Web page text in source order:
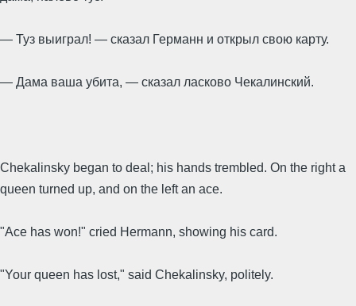
— Туз выиграл! — сказал Германн и открыл свою карту.
— Дама ваша убита, — сказал ласково Чекалинский.
Chekalinsky began to deal; his hands trembled. On the right a
queen turned up, and on the left an ace.
"Ace has won!" cried Hermann, showing his card.
"Your queen has lost," said Chekalinsky, politely.